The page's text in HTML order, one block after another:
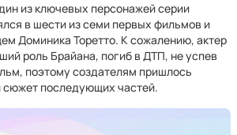
из ключевых персонажей серии
в шести из семи первых фильмов и
Доминика Торетто. К сожалению, актер
роль Брайана, погиб в ДТП, не успев
поэтому создателям пришлось
сюжет последующих частей.